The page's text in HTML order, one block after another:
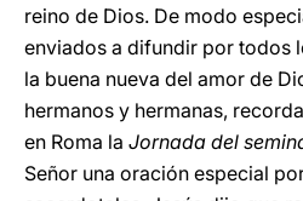
reino de Dios. De modo
enviados a difundir por todos
la buena nueva del amor de
hermanos y hermanas,
en Roma la Jornada del
Señor una oración especial